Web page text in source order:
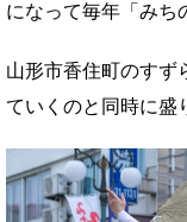
になって毎年「みち
山形市香住町のすず
ていくのと同時に盛